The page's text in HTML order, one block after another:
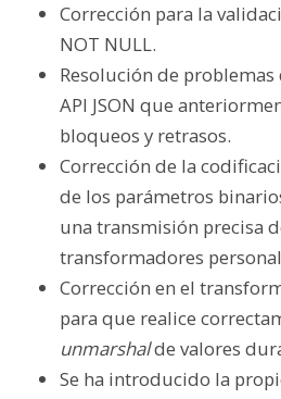
Corrección para la
NOT NULL.
Resolución de
API JSON que
bloqueos y retrasos.
Corrección de la
de los parámetros
una transmisión precisa
transformadores
Corrección en el
para que realice
unmarshalde valores
Se ha introducido la